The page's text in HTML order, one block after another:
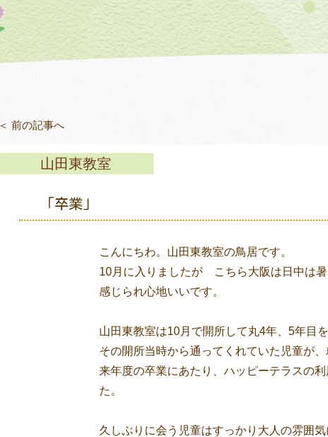
＜ 前の記事へ
山田東教室
「卒業」
こんにちわ。山田東教室の鳥居です。
10月に入りましたが こちら大阪は日中は
感じられ心地いいです。
山田東教室は10月で開所して丸4年、5年目を
その開所当時から通ってくれていた児童が、
来年度の卒業にあたり、ハッピーテラスの
た。
久しぶりに会う児童はすっかり大人の雰囲